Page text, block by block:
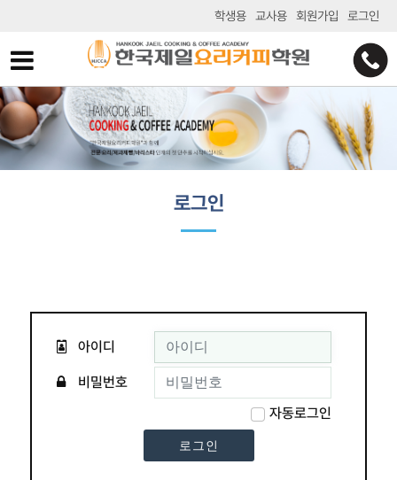
학생용 교사용 회원가입 로그인
로그인
아이디
비밀번호
자동로그인